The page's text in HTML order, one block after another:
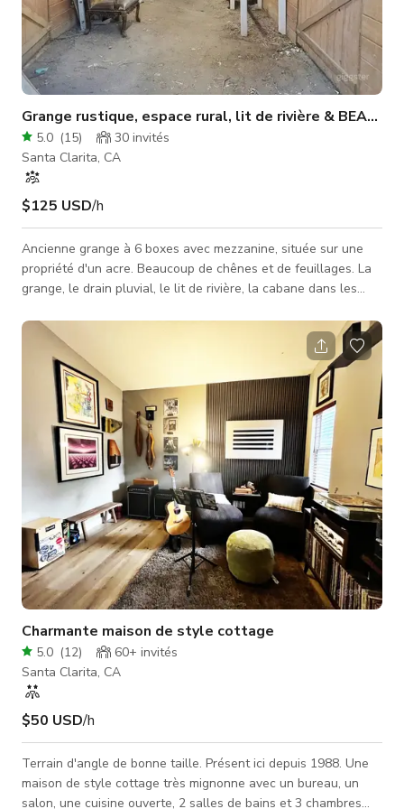
Grange rustique, espace rural, lit de rivière &
5.0 (15) 30 invités
Santa Clarita, CA
$125 USD/h
Ancienne grange à 6 boxes avec mezzanine, située sur une
propriété d'un acre. Beaucoup de chênes et de feuillages. La
grange, le drain pluvial, le lit de rivière, la cabane dans les
structure de jeu sont tous des équipements disponibles.
Charmante maison de style cottage
5.0 (12) 60+ invités
Santa Clarita, CA
$50 USD/h
Terrain d'angle de bonne taille. Présent ici depuis 1988. Une
maison de style cottage très mignonne avec un bureau, un
salon, une cuisine ouverte, 2 salles de bains et 3 chambres